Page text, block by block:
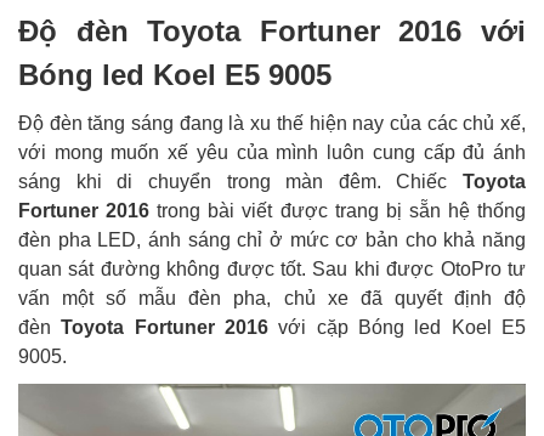
Độ đèn Toyota Fortuner 2016 với
Bóng led Koel E5 9005
Độ đèn tăng sáng đang là xu thế hiện nay của các chủ xế,
với mong muốn xế yêu của mình luôn cung cấp đủ ánh
sáng khi di chuyển trong màn đêm. Chiếc Toyota
Fortuner 2016 trong bài viết được trang bị sẵn hệ thống
đèn pha LED, ánh sáng chỉ ở mức cơ bản cho khả năng
quan sát đường không được tốt. Sau khi được OtoPro tư
vấn một số mẫu đèn pha, chủ xe đã quyết định độ
đènToyota Fortuner 2016 với cặp Bóng led Koel E5
9005.